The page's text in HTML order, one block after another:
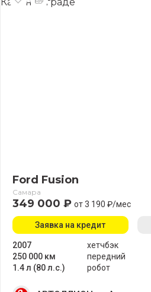
Ford Fusion
Самара
349 000 ₽ от 3 190 ₽/мес
2007
250 000 км
1.4 л (80 л.с.)
хетчбэк
передний
робот
Заявка на кредит